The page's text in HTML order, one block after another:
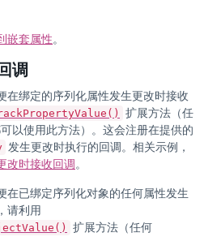
嵌套属性。
调
在绑定的序列化属性发生更改时接收
扩展方法（任
以使用此方法）。这会注册在提供的
发生更改时执行的回调。相关示例，
改时接收回调。
在已绑定序列化对象的任何属性发生
请利用
扩展方法（任何